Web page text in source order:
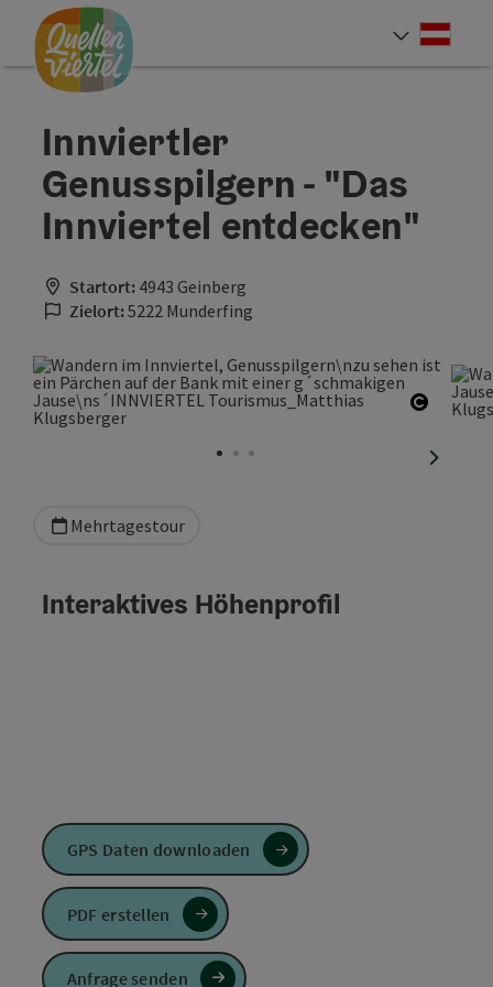
Zum Inhalt
Zur Navigation
Zum Seitenanfang
Innviertler
Genusspilgern - "Das
Innviertel entdecken"
Startort: 4943 Geinberg
Zielort:5222 Munderfing
Mehrtagestour
Interaktives Höhenprofil
GPS Daten downloaden
PDF erstellen
Anfrage senden